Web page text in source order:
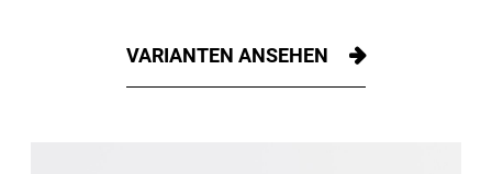
VARIANTEN ANSEHEN